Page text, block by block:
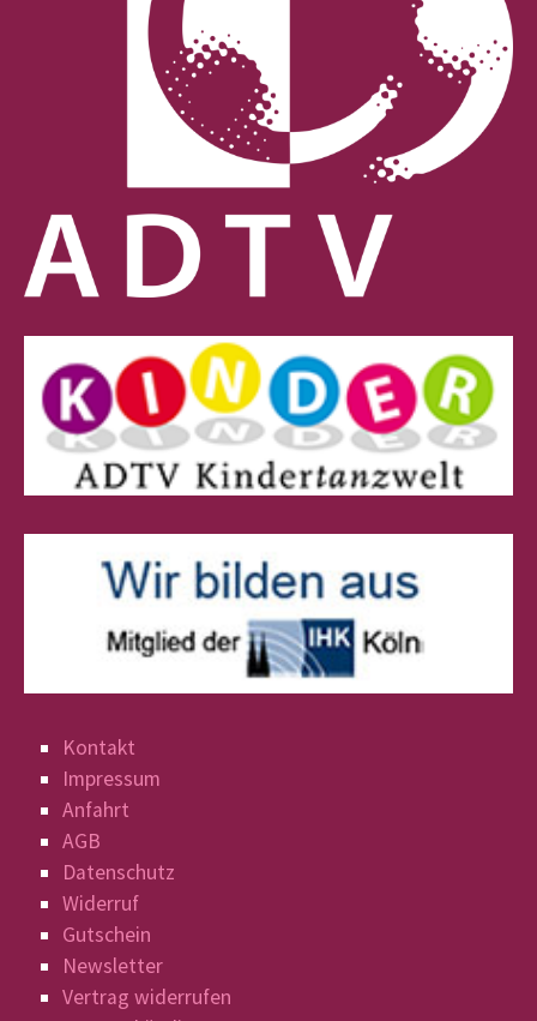
Kontakt
Impressum
Anfahrt
AGB
Datenschutz
Widerruf
Gutschein
Newsletter
Vertrag widerrufen